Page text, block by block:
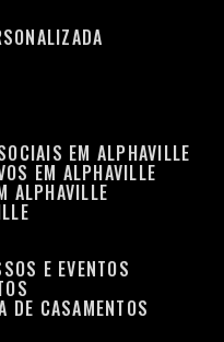
EM ALPHAVILLE
EM ALPHAVILLE
ALPHAVILLE
E EVENTOS
DE CASAMENTOS